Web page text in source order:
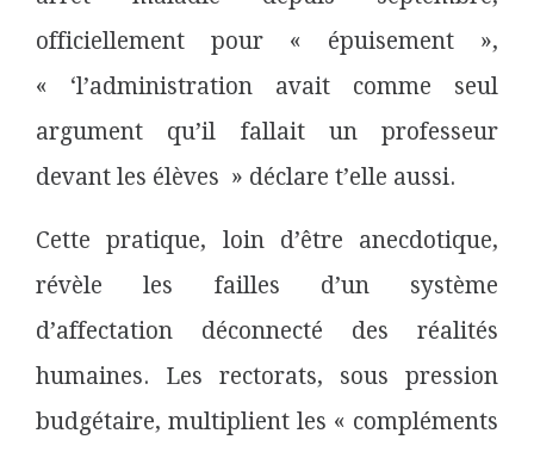
officiellement pour « épuisement »,
« ‘l’administration avait comme seul
argument qu’il fallait un professeur
devant les élèves » déclare t’elle aussi.
Cette pratique, loin d’être anecdotique,
révèle les failles d’un système
d’affectation déconnecté des réalités
humaines. Les rectorats, sous pression
budgétaire, multiplient les « compléments